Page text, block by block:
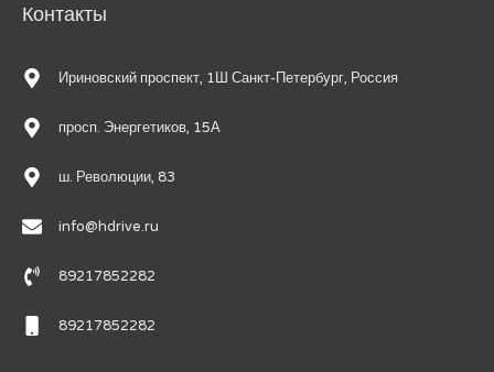
Контакты
Ириновский проспект, 1Ш Санкт-Петербург, Россия
просп. Энергетиков, 15А
ш. Революции, 83
info@hdrive.ru
89217852282
89217852282